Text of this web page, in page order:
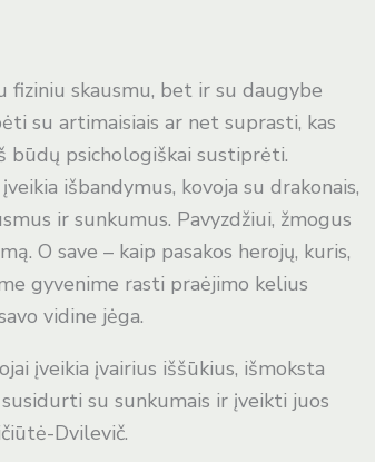
fiziniu skausmu, bet ir su daugybe
su artimaisiais ar net suprasti, kas
būdų psichologiškai sustiprėti.
išbandymus, kovoja su drakonais,
ir sunkumus. Pavyzdžiui, žmogus
O save – kaip pasakos herojų, kuris,
gyvenime rasti praėjimo kelius
vidine jėga.
įveikia įvairius iššūkius, išmoksta
su sunkumais ir įveikti juos
Dvilevič.